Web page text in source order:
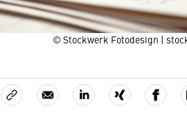
© Stockwerk Fotodesign |